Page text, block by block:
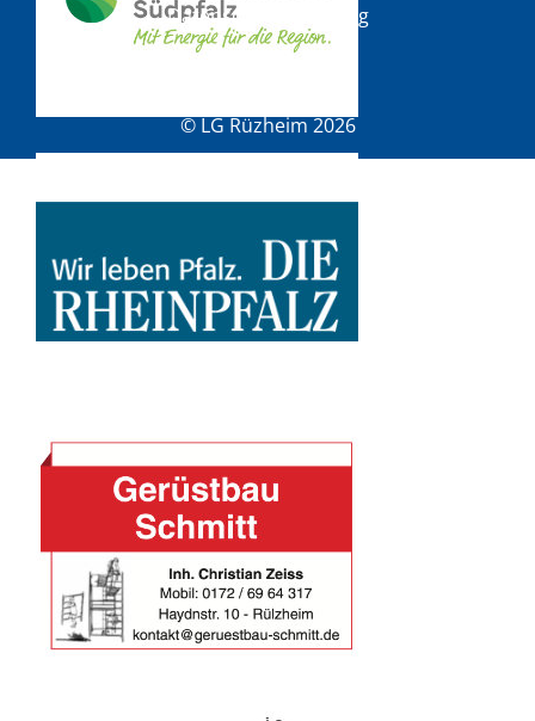
Datenschutzerklärung
© LG Rüzheim 2026